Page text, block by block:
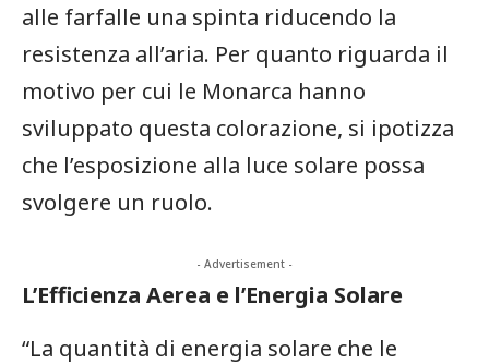
alle farfalle una spinta riducendo la
resistenza all’aria. Per quanto riguarda il
motivo per cui le Monarca hanno
sviluppato questa colorazione, si ‌ipotizza
‌che l’esposizione alla luce solare possa
svolgere un ruolo.
- Advertisement -
L’Efficienza‍ Aerea e l’Energia Solare
“La quantità di energia solare che le